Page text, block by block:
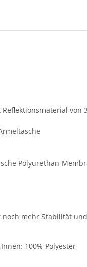
von
Polyurethan-
mehr Stabilität
100% Polyester
Mobiles
-14,99 €*